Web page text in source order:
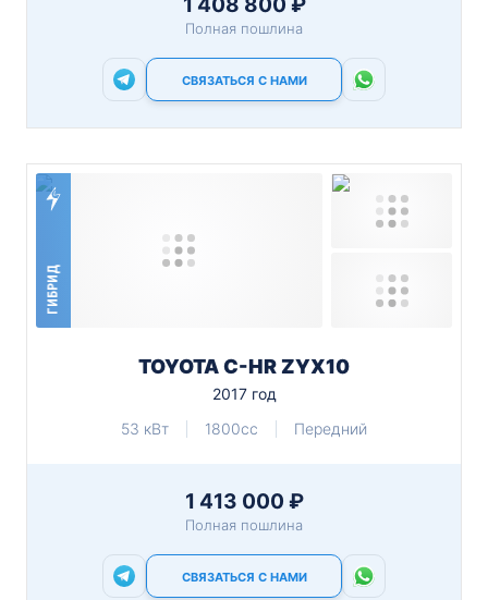
Полная пошлина
СВЯЗАТЬСЯ С НАМИ
ГИБРИД
TOYOTA C-HR ZYX10
2017 год
53 кВт
1800cc Передний
1 413 000 ₽
Полная пошлина
СВЯЗАТЬСЯ С НАМИ